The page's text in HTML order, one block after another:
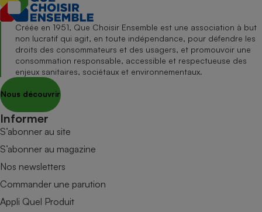
Créée en 1951, Que Choisir Ensemble est une association à but
non lucratif qui agit, en toute indépendance, pour défendre les
droits des consommateurs et des usagers, et promouvoir une
consommation responsable, accessible et respectueuse des
enjeux sanitaires, sociétaux et environnementaux.
Nous découvrir
Informer
S’abonner au site
S’abonner au magazine
Nos newsletters
Commander une parution
Appli Quel Produit